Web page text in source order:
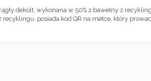
dekolt, wykonana w 50% z bawełny z
posiada kod QR na metce, który